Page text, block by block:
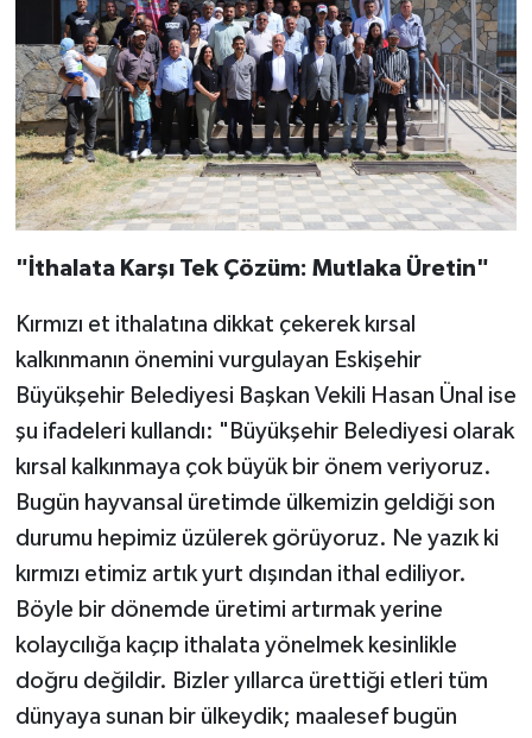
"İthalata Karşı Tek Çözüm: Mutlaka Üretin"
Kırmızı et ithalatına dikkat çekerek kırsal
kalkınmanın önemini vurgulayan Eskişehir
Büyükşehir Belediyesi Başkan Vekili Hasan Ünal ise
şu ifadeleri kullandı: "Büyükşehir Belediyesi olarak
kırsal kalkınmaya çok büyük bir önem veriyoruz.
Bugün hayvansal üretimde ülkemizin geldiği son
durumu hepimiz üzülerek görüyoruz. Ne yazık ki
kırmızı etimiz artık yurt dışından ithal ediliyor.
Böyle bir dönemde üretimi artırmak yerine
kolaycılığa kaçıp ithalata yönelmek kesinlikle
doğru değildir. Bizler yıllarca ürettiği etleri tüm
dünyaya sunan bir ülkeydik; maalesef bugün